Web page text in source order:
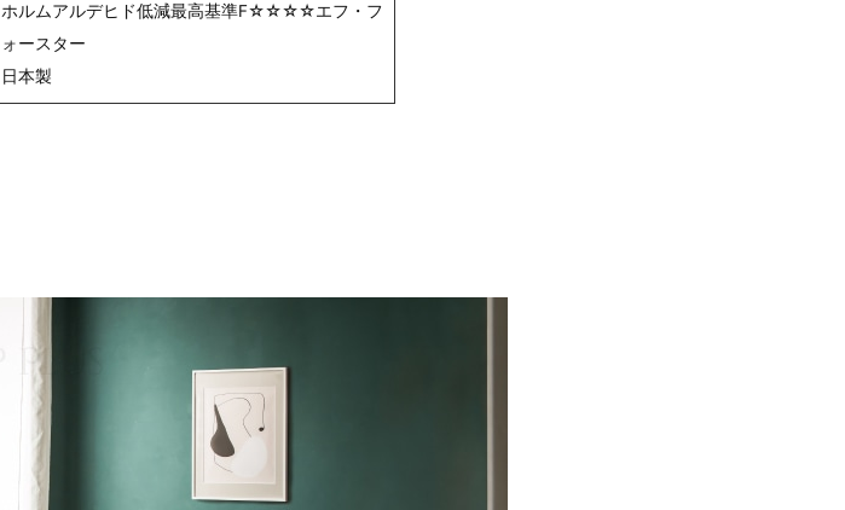
ホルムアルデヒド低減最高基準F☆☆☆☆エフ・フ
ォースター
日本製